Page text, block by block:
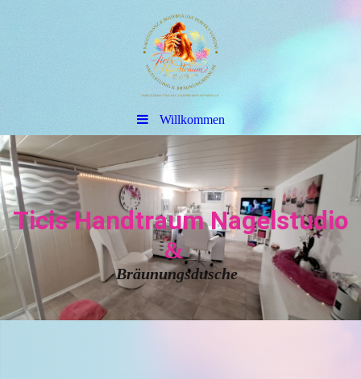
Willkommen
Ticis Handtraum Nagelstudio
&
Bräunungsdusche